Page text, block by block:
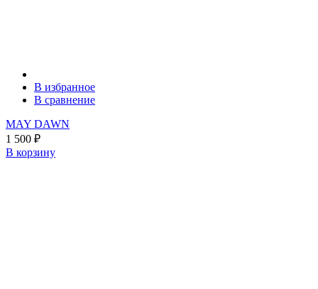
В избранное
В сравнение
MAY DAWN
1 500 ₽
В корзину